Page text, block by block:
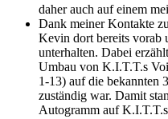
daher auch auf einem
Dank meiner Kontakte
Kevin dort bereits vorab
unterhalten. Dabei
Umbau von K.I.T.T.s
1-13) auf die bekannten
zuständig war. Damit
Autogramm auf